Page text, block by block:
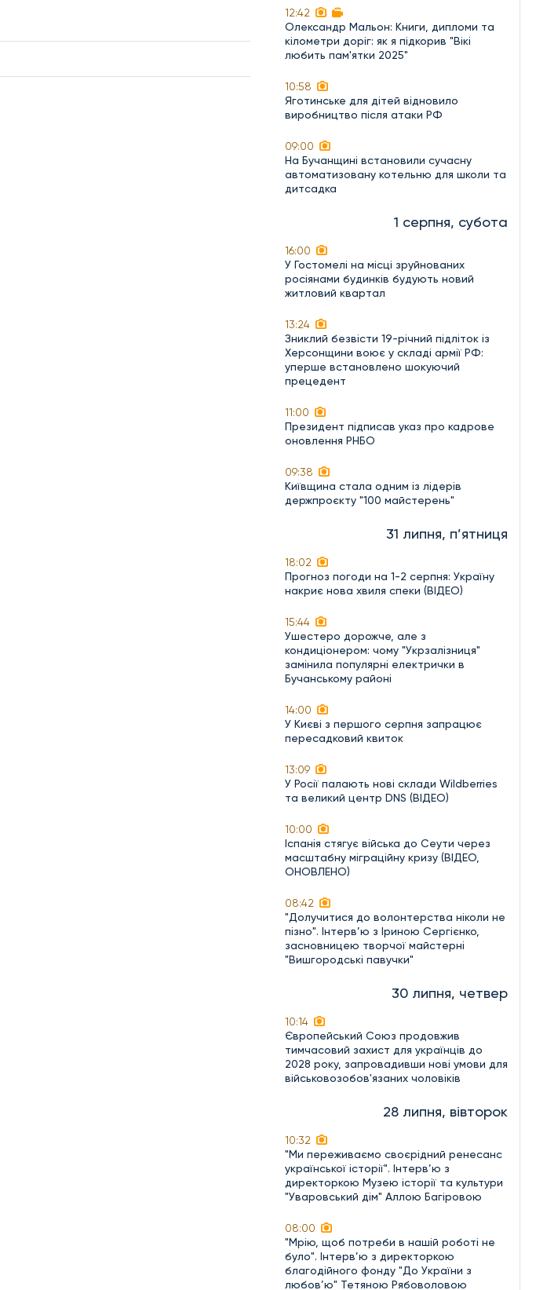
12:42
Олександр Мальон: Книги, дипломи та
кілометри доріг: як я підкорив "Вікі
любить пам'ятки 2025"
10:58
Яготинське для дітей відновило
виробництво після атаки РФ
09:00
На Бучанщині встановили сучасну
автоматизовану котельню для школи та
дитсадка
1 серпня, субота
16:00
У Гостомелі на місці зруйнованих
росіянами будинків будують новий
житловий квартал
13:24
Зниклий безвісти 19-річний підліток із
Херсонщини воює у складі армії РФ:
уперше встановлено шокуючий
прецедент
11:00
Президент підписав указ про кадрове
оновлення РНБО
09:38
Київщина стала одним із лідерів
держпроєкту "100 майстерень"
31 липня, п’ятниця
18:02
Прогноз погоди на 1-2 серпня: Україну
накриє нова хвиля спеки (ВІДЕО)
15:44
Ушестеро дорожче, але з
кондиціонером: чому "Укрзалізниця"
замінила популярні електрички в
Бучанському районі
14:00
У Києві з першого серпня запрацює
пересадковий квиток
13:09
У Росії палають нові склади Wildberries
та великий центр DNS (ВІДЕО)
10:00
Іспанія стягує війська до Сеути через
масштабну міграційну кризу (ВІДЕО,
ОНОВЛЕНО)
08:42
"Долучитися до волонтерства ніколи не
пізно". Інтерв’ю з Іриною Сергієнко,
засновницею творчої майстерні
"Вишгородські павучки"
30 липня, четвер
10:14
Європейський Союз продовжив
тимчасовий захист для українців до
2028 року, запровадивши нові умови для
військовозобов'язаних чоловіків
28 липня, вівторок
10:32
"Ми переживаємо своєрідний ренесанс
української історії". Інтерв’ю з
директоркою Музею історії та культури
"Уваровський дім" Аллою Багіровою
08:00
"Мрію, щоб потреби в нашій роботі не
було". Інтерв’ю з директоркою
благодійного фонду "До України з
любов’ю" Тетяною Рябоволовою